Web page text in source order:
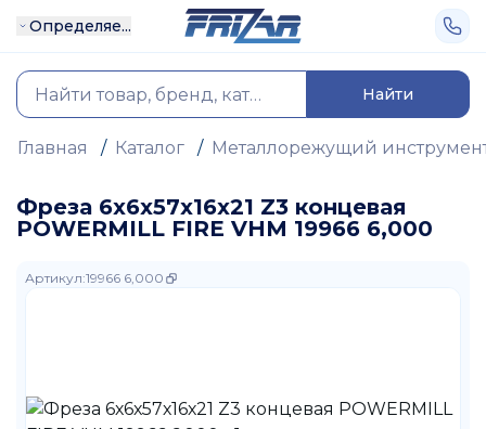
Определяе...
Найти
Главная / Каталог / Металлорежущий
Фреза 6х6х57х16х21 Z3 концевая
POWERMILL FIRE VHM 19966 6,000
Артикул:19966 6,000